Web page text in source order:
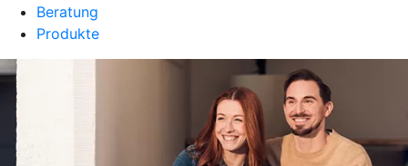
Beratung
Produkte